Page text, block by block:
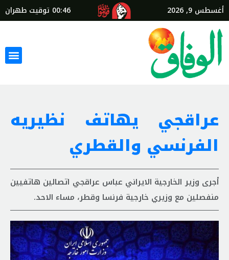
أغسطس 9, 2026 00:46 توقيت طهران
عراقجي يهاتف نظيريه
الفرنسي والقطري
أجرى وزير الخارجية الايراني عباس عراقجي اتصالين هاتفيين
منفصلين مع وزيري خارجية فرنسا وقطر، مساء الاحد.